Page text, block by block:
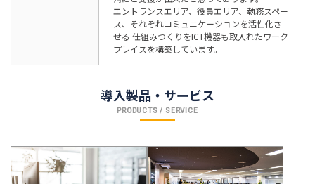
エントランスエリア、役員エリア、執務スペー
ス、それぞれコミュニケーションを活性化さ
せる 仕組みつくりをICT機器も取入れたワーク
プレイスを構築しています。
導入製品・サービス
PRODUCTS / SERVICE